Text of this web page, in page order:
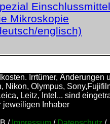
Mikroskopie
englisch)
Irrtümer, Änderungen
Nikon, Olympus,
Leitz, Intel... sind
jeweiligen Inhaber